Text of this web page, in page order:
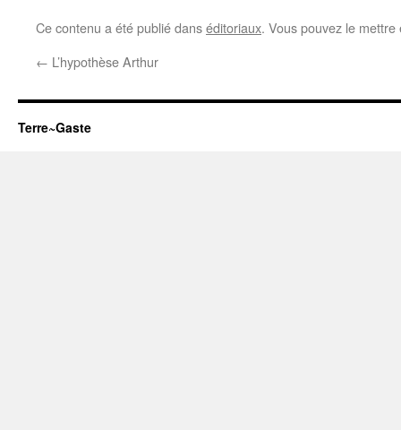
Ce contenu a été publié danséditoriaux. Vous pouvez le
← L’hypothèse Arthur
Terre~Gaste